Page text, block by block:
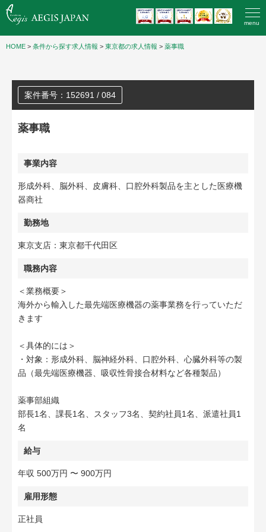
menu
HOME > 条件から探す求人情報 > 東京都の求人情報 > 薬事職
案件番号：152691 / 084
薬事職
事業内容
形成外科、脳外科、皮膚科、口腔外科製品を主とした医療機
器商社
勤務地
東京支店：東京都千代田区
職務内容
＜業務概要＞
海外から輸入した最先端医療機器の薬事業務を行っていただ
きます
＜具体的には＞
・対象：形成外科、脳神経外科、口腔外科、心臓外科等の製
品（最先端医療機器、吸収性骨接合材料など各種製品）
薬事部組織
部長1名、課長1名、スタッフ3名、契約社員1名、派遣社員1
名
給与
年収 500万円 〜 900万円
雇用形態
正社員